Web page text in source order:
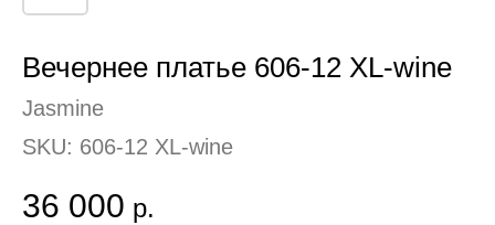
Вечернее платье 606-12 XL-wine
Jasmine
SKU: 606-12 XL-wine
36 000 р.